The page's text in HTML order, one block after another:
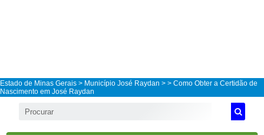
Estado de Minas Gerais > Município José Raydan > > Como Obter a Certidão de
Nascimento em José Raydan